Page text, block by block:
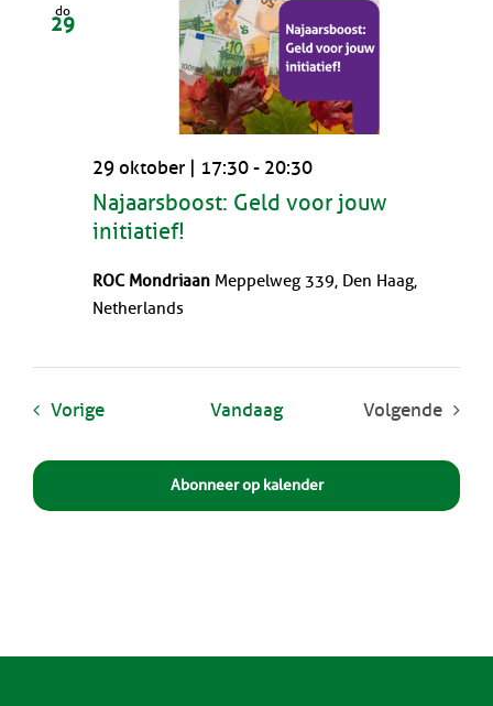
do
29
29 oktober | 17:30 - 20:30
Najaarsboost: Geld voor jouw
initiatief!
ROC Mondriaan Meppelweg 339, Den Haag,
Netherlands
VorigeEvenementenVandaag
Volgende
Abonneer op kalender